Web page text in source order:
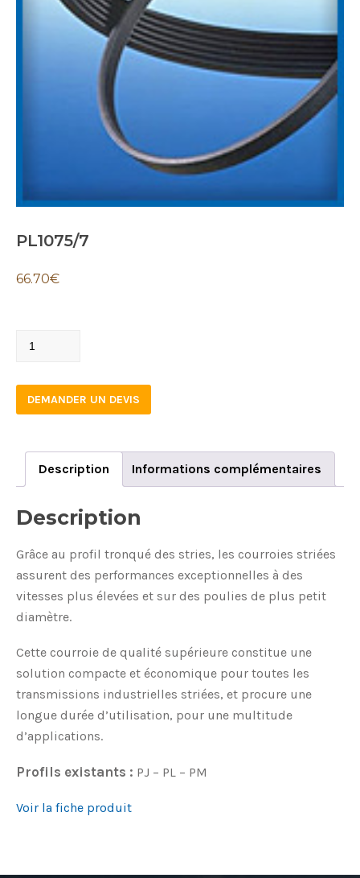
PL1075/7
66.70€
PL1075/7
DEMANDER UN DEVIS
Description Informations complémentaires
Description
Grâce au profil tronqué des stries, les courroies striées
assurent des performances exceptionnelles à des
vitesses plus élevées et sur des poulies de plus petit
diamètre.
Cette courroie de qualité supérieure constitue une
solution compacte et économique pour toutes les
transmissions industrielles striées, et procure une
longue durée d’utilisation, pour une multitude
d’applications.
Profils existants : PJ – PL – PM
Voir la fiche produit